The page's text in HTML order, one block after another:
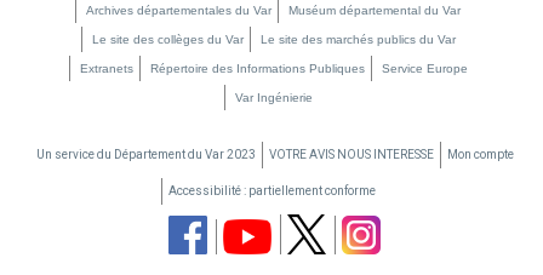
Archives départementales du Var Muséum départemental du Var
Le site des collèges du Var Le site des marchés publics du Var
Extranets Répertoire des Informations Publiques Service Europe
Var Ingénierie
Un service du Département du Var 2023 VOTRE AVIS NOUS INTERESSE Mon compte
Accessibilité : partiellement conforme